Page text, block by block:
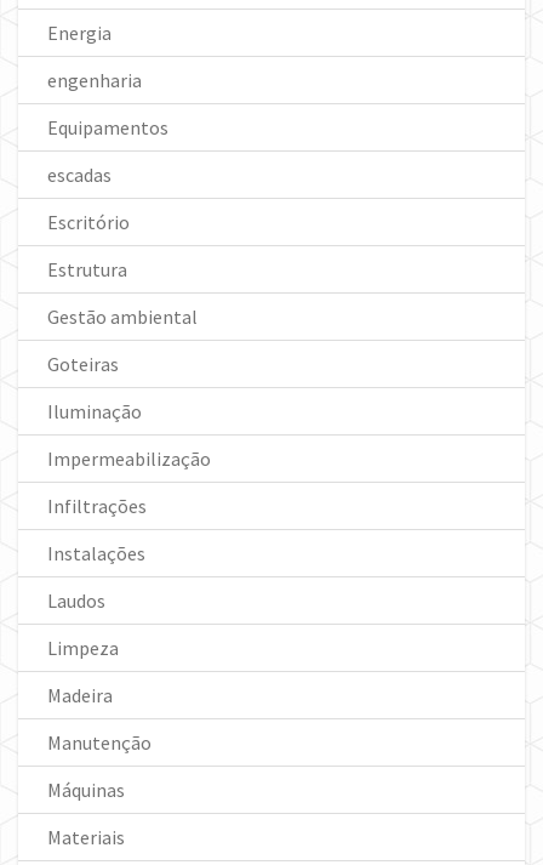
Energia
engenharia
Equipamentos
escadas
Escritório
Estrutura
Gestão ambiental
Goteiras
Iluminação
Impermeabilização
Infiltrações
Instalações
Laudos
Limpeza
Madeira
Manutenção
Máquinas
Materiais